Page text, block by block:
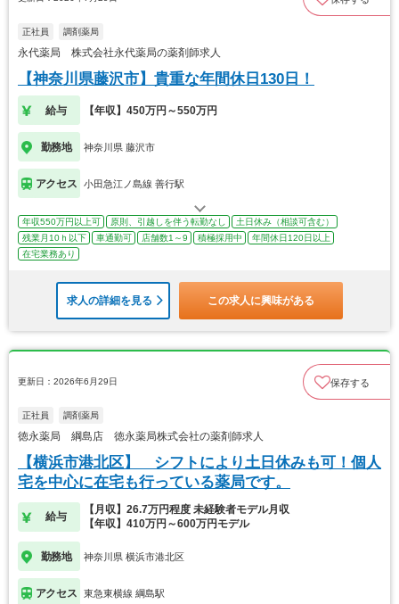
正社員 調剤薬局
永代薬局 株式会社永代薬局の薬剤師求人
【神奈川県藤沢市】貴重な年間休日130日！
給与 【年収】450万円～550万円
勤務地 神奈川県 藤沢市
アクセス 小田急江ノ島線 善行駅
年収550万円以上可 原則、引越しを伴う転勤なし
土日休み（相談可含む）
残業月10ｈ以下
車通勤可 店舗数1～9 積極採用中
年間休日120日以上
在宅業務あり
求人の詳細を見る この求人に興味がある
更新日：2026年6月29日 保存する
正社員 調剤薬局
徳永薬局 綱島店 徳永薬局株式会社の薬剤師求人
【横浜市港北区】 シフトにより土日休みも可！個人
宅を中心に在宅も行っている薬局です。
給与
【月収】26.7万円程度 未経験者モデル月収
【年収】410万円～600万円モデル
勤務地 神奈川県 横浜市港北区
アクセス 東急東横線 綱島駅